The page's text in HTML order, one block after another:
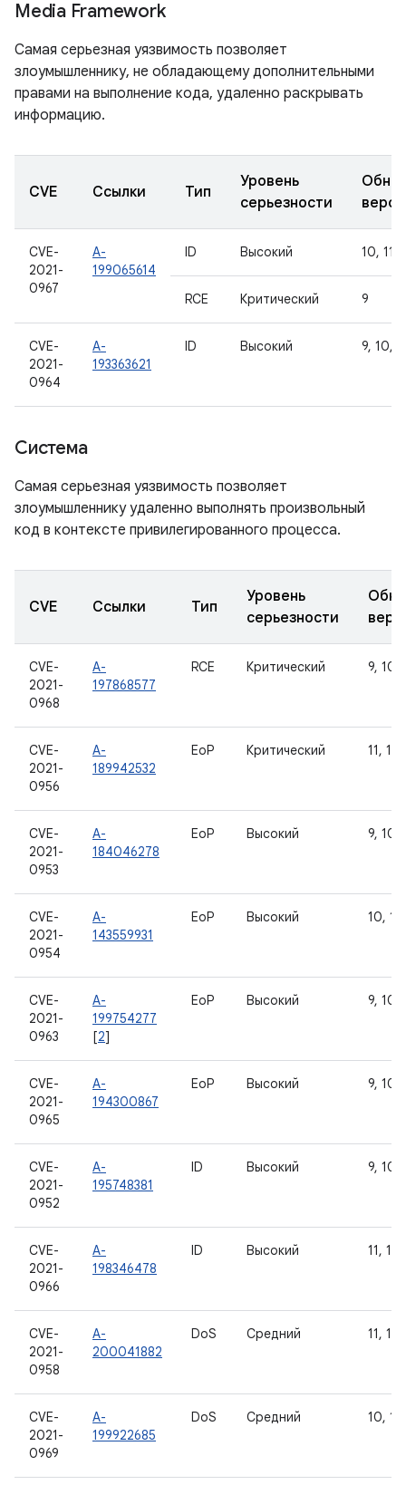
Media Framework
Самая серьезная уязвимость позволяет
злоумышленнику, не обладающему дополнительными
правами на выполнение кода, удаленно раскрывать
информацию.
CVE Ссылки Тип
Уровень
серьезности
CVE-
2021-
0967
A-
199065614
ID Высокий 10, 11,
RCE Критический 9
CVE-
2021-
0964
A-
193363621
ID Высокий 9, 10,
Система
Самая серьезная уязвимость позволяет
злоумышленнику удаленно выполнять произвольный
код в контексте привилегированного процесса.
CVE Ссылки Тип
Уровень
серьезности
CVE-
2021-
0968
A-
197868577
RCE Критический 9, 10,
CVE-
2021-
0956
A-
189942532
EoP Критический 11, 12
CVE-
2021-
0953
A-
184046278
EoP Высокий 9, 10,
CVE-
2021-
0954
A-
143559931
EoP Высокий 10, 11
CVE-
2021-
0963
A-
199754277
[2]
EoP Высокий 9, 10,
CVE-
2021-
0965
A-
194300867
EoP Высокий 9, 10,
CVE-
2021-
0952
A-
195748381
ID Высокий 9, 10,
CVE-
2021-
0966
A-
198346478
ID Высокий 11, 12
CVE-
2021-
0958
A-
200041882
DoS Средний 11, 12
CVE-
2021-
0969
A-
199922685
DoS Средний 10, 11